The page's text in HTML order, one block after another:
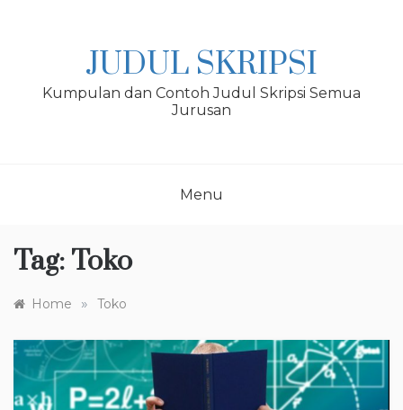
JUDUL SKRIPSI
Kumpulan dan Contoh Judul Skripsi Semua
Jurusan
Menu
Tag: Toko
Home » Toko